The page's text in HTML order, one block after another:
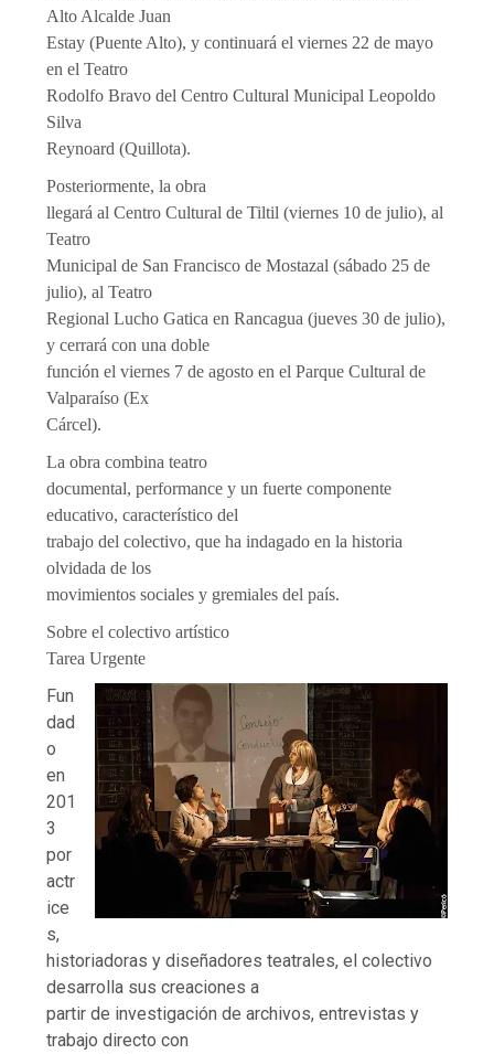
Alto Alcalde Juan
Estay (Puente Alto), y continuará el viernes 22 de mayo
en el Teatro
Rodolfo Bravo del Centro Cultural Municipal Leopoldo
Silva
Reynoard (Quillota).
Posteriormente, la obra
llegará al Centro Cultural de Tiltil (viernes 10 de julio), al
Teatro
Municipal de San Francisco de Mostazal (sábado 25 de
julio), al Teatro
Regional Lucho Gatica en Rancagua (jueves 30 de julio),
y cerrará con una doble
función el viernes 7 de agosto en el Parque Cultural de
Valparaíso (Ex
Cárcel).
La obra combina teatro
documental, performance y un fuerte componente
educativo, característico del
trabajo del colectivo, que ha indagado en la historia
olvidada de los
movimientos sociales y gremiales del país.
Sobre el colectivo artístico
Tarea Urgente
Fun
dad
o
en
201
3
por
actr
ice
s,
historiadoras y diseñadores teatrales, el colectivo
desarrolla sus creaciones a
partir de investigación de archivos, entrevistas y
trabajo directo con